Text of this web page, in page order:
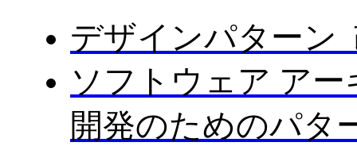
デザインパターン
ソフトウェア ア
開発のためのパタ